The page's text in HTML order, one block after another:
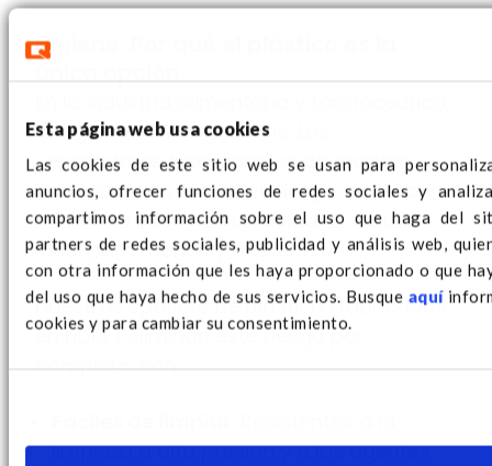
Esta página web usa cookies
Las cookies de este sitio web se usan para
anuncios, ofrecer funciones de redes sociales y
compartimos información sobre el uso que haga del
partners de redes sociales, publicidad y análisis web,
con otra información que les haya proporcionado o que
del uso que haya hecho de sus servicios. Busque aquí
cookies y para cambiar su consentimiento.
Higiene: Por qué el plástico es la
única opción
la higiene es innegociable. Los
separadores tradicionales de madera o
cartón son un factor de riesgo; absorben
humedad y forman un caldo de cultivo
ideal para mohos y bacterias.
Nuestros spacers de plástico (fabricados
en HDPE) eliminan este riesgo por
completo. Son:
limpieza a alta presión y a los agentes